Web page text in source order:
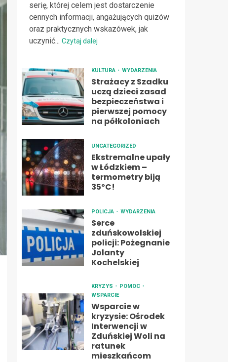
serię, której celem jest dostarczenie
cennych informacji, angażujących quizów
oraz praktycznych wskazówek, jak
uczynić... Czytaj dalej
KULTURA WYDARZENIA
Strażacy z Szadku
uczą dzieci zasad
bezpieczeństwa i
pierwszej pomocy
na półkoloniach
UNCATEGORIZED
Ekstremalne upały
w Łódzkiem –
termometry biją
35ºC!
POLICJA WYDARZENIA
Serce
zduńskowolskiej
policji: Pożegnanie
Jolanty
Kochelskiej
KRYZYS
POMOC
WSPARCIE
Wsparcie w
kryzysie: Ośrodek
Interwencji w
Zduńskiej Woli na
ratunek
mieszkańcom